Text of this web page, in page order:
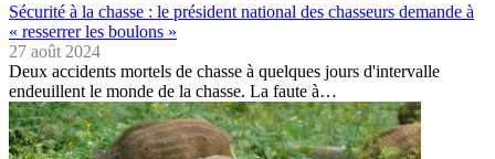
Sécurité à la chasse : le président national des chasseurs demande à
« resserrer les boulons »
27 août 2024
Deux accidents mortels de chasse à quelques jours d'intervalle
endeuillent le monde de la chasse. La faute à…